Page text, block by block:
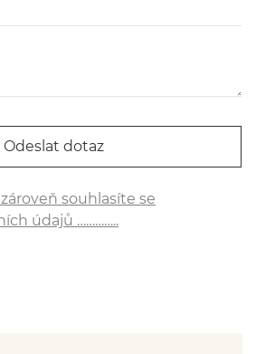
souhlasíte se
údajů …………..